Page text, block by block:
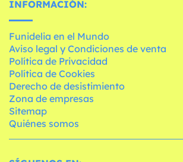
INFORMACIÓN:
Funidelia en el Mundo
Aviso legal y Condiciones de venta
Política de Privacidad
Política de Cookies
Derecho de desistimiento
Zona de empresas
Sitemap
Quiénes somos